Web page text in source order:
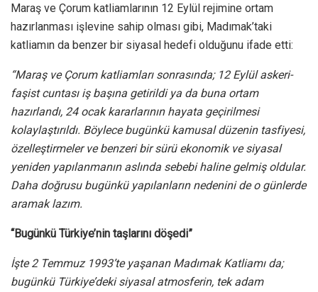
Maraş ve Çorum katliamlarının 12 Eylül rejimine ortam
hazırlanması işlevine sahip olması gibi, Madımak’taki
katliamın da benzer bir siyasal hedefi olduğunu ifade etti:
“Maraş ve Çorum katliamları sonrasında; 12 Eylül askeri-
faşist cuntası iş başına getirildi ya da buna ortam
hazırlandı, 24 ocak kararlarının hayata geçirilmesi
kolaylaştırıldı. Böylece bugünkü kamusal düzenin tasfiyesi,
özelleştirmeler ve benzeri bir sürü ekonomik ve siyasal
yeniden yapılanmanın aslında sebebi haline gelmiş oldular.
Daha doğrusu bugünkü yapılanların nedenini de o günlerde
aramak lazım.
“Bugünkü Türkiye’nin taşlarını döşedi”
İşte 2 Temmuz 1993’te yaşanan Madımak Katliamı da;
bugünkü Türkiye’deki siyasal atmosferin, tek adam